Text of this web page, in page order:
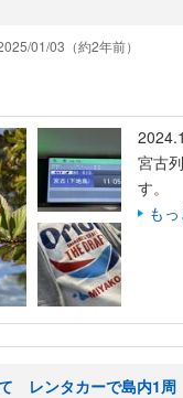
01/03（約2年前）
宮古
す。
も
レンタカーで島内1